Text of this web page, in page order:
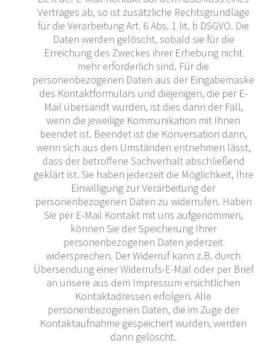
Vertrages ab, so ist zusätzliche Rechtsgrundlage
für die Verarbeitung Art. 6 Abs. 1 lit. b DSGVO. Die
Daten werden gelöscht, sobald sie für die
Erreichung des Zweckes ihrer Erhebung nicht
mehr erforderlich sind. Für die
personenbezogenen Daten aus der Eingabemaske
des Kontaktformulars und diejenigen, die per E-
Mail übersandt wurden, ist dies dann der Fall,
wenn die jeweilige Kommunikation mit Ihnen
beendet ist. Beendet ist die Konversation dann,
wenn sich aus den Umständen entnehmen lässt,
dass der betroffene Sachverhalt abschließend
geklärt ist. Sie haben jederzeit die Möglichkeit, Ihre
Einwilligung zur Verarbeitung der
personenbezogenen Daten zu widerrufen. Haben
Sie per E-Mail Kontakt mit uns aufgenommen,
können Sie der Speicherung Ihrer
personenbezogenen Daten jederzeit
widersprechen. Der Widerruf kann z.B. durch
Übersendung einer Widerrufs-E-Mail oder per Brief
an unsere aus dem Impressum ersichtlichen
Kontaktadressen erfolgen. Alle
personenbezogenen Daten, die im Zuge der
Kontaktaufnahme gespeichert wurden, werden
dann gelöscht.